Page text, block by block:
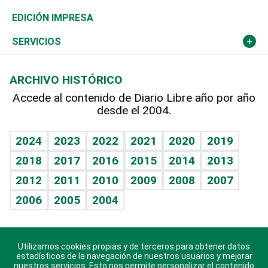
Caribe
Resto del mundo
Global y variable
Economía personal
Novedades
Podcast Arte Libre
Hablando con el pediatra
Vida y familia
Eñe
Celebrando la vida
Sin complejos
En pocas palabras
Escuchando al corazón
Olimpismo
Más deportes
Línea de hit
TBT Deportivo
Noticiero Poteleche
Columnistas
Más firmas
Martes de tecnología
Cambio climático
Deportes
Opinión
Hecho en casa
Guía del dinero
EDICIÓN IMPRESA
SERVICIOS
Cumpleaños
Horóscopos
Crucigramas
ARCHIVO HISTÓRICO
Accede al contenido de Diario Libre año por año
desde el 2004.
2024 2023 2022 2021 2020
2019
2018
2017 2016 2015 2014
2013
2012
2011 2010 2009 2008
2007
2006
2005 2004
Descarga nuestras aplicaciones para Android, iOS y
sistema Huawei.
Utilizamos cookies propias y de terceros para obtener datos
estadísticos de la navegación de nuestros usuarios y mejorar
nuestros servicios. Esto nos permite personalizar el contenido